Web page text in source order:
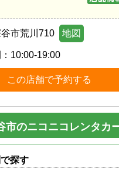
市荒川710 地図
10:00-19:00
この店舗で予約する
市のニコニコレンタカ
探す